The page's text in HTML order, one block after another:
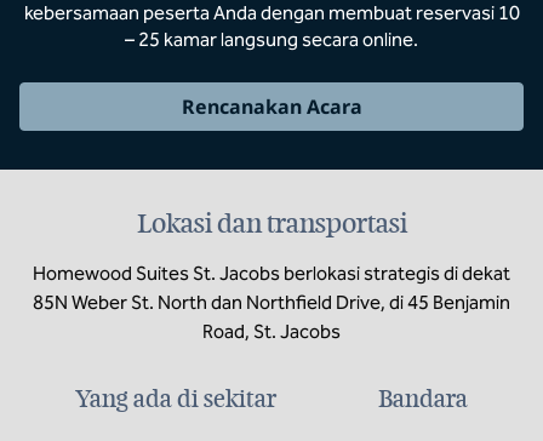
kebersamaan peserta Anda dengan membuat reservasi 10
– 25 kamar langsung secara online.
Rencanakan Acara
Lokasi dan transportasi
Homewood Suites St. Jacobs berlokasi strategis di dekat
85N Weber St. North dan Northfield Drive, di 45 Benjamin
Road, St. Jacobs
Yang ada di sekitar Bandara